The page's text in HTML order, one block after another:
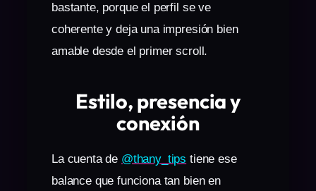
bastante, porque el perfil se ve
coherente y deja una impresión bien
amable desde el primer scroll.
Estilo, presencia y
conexión
La cuenta de @thany_tips tiene ese
balance que funciona tan bien en